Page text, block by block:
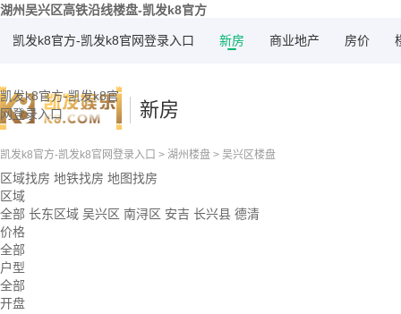
湖州吴兴区高铁沿线楼盘-凯发k8官方
凯发k8官方-凯发k8官网登录入口 新房 商业地产 房价
凯发k8官方-凯发k8官
网登录入口
新房
凯发k8官方-凯发k8官网登录入口 > 湖州楼盘 > 吴兴区楼盘
区域找房 地铁找房 地图找房
区域
全部 长东区域 吴兴区 南浔区 安吉 长兴县 德清
价格
全部
户型
全部
开盘